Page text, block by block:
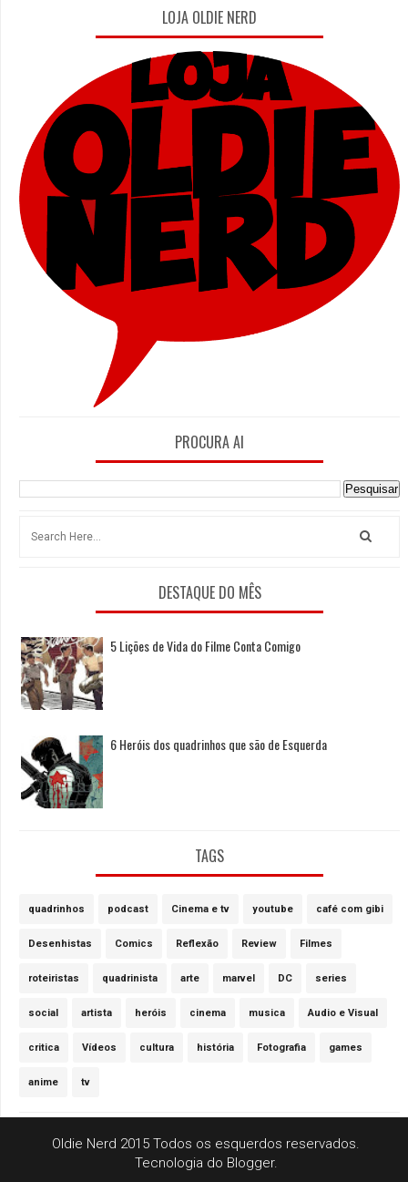
LOJA OLDIE NERD
PROCURA AI
DESTAQUE DO MÊS
5 Lições de Vida do Filme Conta Comigo
6 Heróis dos quadrinhos que são de Esquerda
TAGS
quadrinhos podcast Cinema e tv youtube café com gibi
Desenhistas Comics Reflexão Review Filmes
roteiristas quadrinista arte marvel DC series
social artista heróis cinema musica Audio e Visual
critica Vídeos cultura história Fotografia games
anime tv
Oldie Nerd 2015 Todos os esquerdos reservados.
Tecnologia do Blogger.